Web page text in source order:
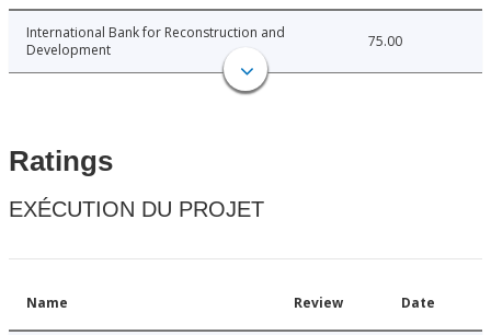
International Bank for Reconstruction and
Development
75.00
Ratings
EXÉCUTION DU PROJET
Name Review Date